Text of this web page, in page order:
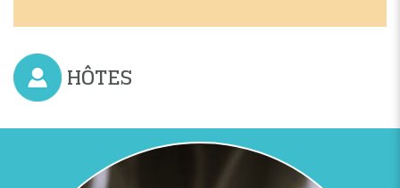
HÔTES